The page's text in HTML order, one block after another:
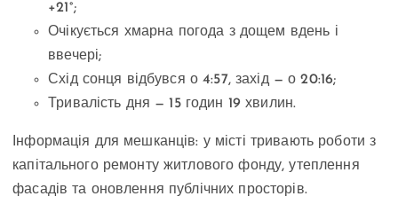
+21°;
Очікується хмарна погода з дощем вдень і
ввечері;
Схід сонця відбувся о 4:57, захід — о 20:16;
Тривалість дня — 15 годин 19 хвилин.
Інформація для мешканців: у місті тривають роботи з
капітального ремонту житлового фонду, утеплення
фасадів та оновлення публічних просторів.